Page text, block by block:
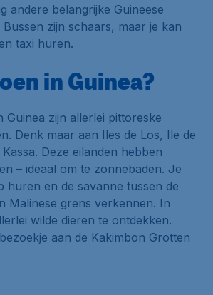
andere belangrijke Guineese
zijn schaars, maar je kan
taxi huren.
in Guinea?
Guinea zijn allerlei pittoreske
Denk maar aan Iles de Los, Ile de
Deze eilanden hebben
– ideaal om te zonnebaden. Je
huren en de savanne tussen de
Malinese grens verkennen. In
wilde dieren te ontdekken.
aan de Kakimbon Grotten